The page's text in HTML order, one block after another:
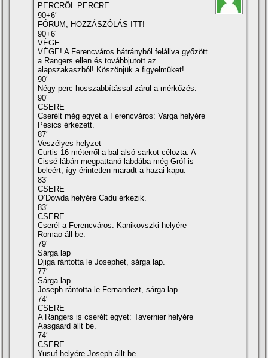
PERCRŐL PERCRE
90+6′
FÓRUM, HOZZÁSZÓLÁS ITT!
90+6′
VÉGE
VÉGE! A Ferencváros hátrányból felállva győzött
a Rangers ellen és továbbjutott az
alapszakaszból! Köszönjük a figyelmüket!
90′
Négy perc hosszabbítással zárul a mérkőzés.
90′
CSERE
Cserélt még egyet a Ferencváros: Varga helyére
Pesics érkezett.
87′
Veszélyes helyzet
Curtis 16 méterről a bal alsó sarkot célozta. A
Cissé lábán megpattanó labdába még Gróf is
beleért, így érintetlen maradt a hazai kapu.
83′
CSERE
O’Dowda helyére Cadu érkezik.
83′
CSERE
Cserél a Ferencváros: Kanikovszki helyére
Romao áll be.
79′
Sárga lap
Djiga rántotta le Josephet, sárga lap.
77′
Sárga lap
Joseph rántotta le Fernandezt, sárga lap.
74′
CSERE
A Rangers is cserélt egyet: Tavernier helyére
Aasgaard állt be.
74′
CSERE
Yusuf helyére Joseph állt be.